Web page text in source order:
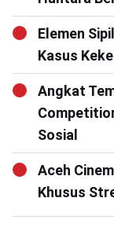
Elemen
Kasus
Angkat
Sosial
Aceh
Khusus